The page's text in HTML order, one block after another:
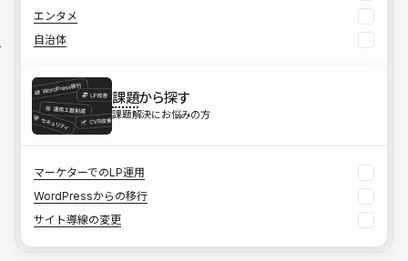
エンタメ
自治体
課題から探す
課題解決にお悩みの方
マーケターでのLP運用
WordPressからの移行
サイト導線の変更